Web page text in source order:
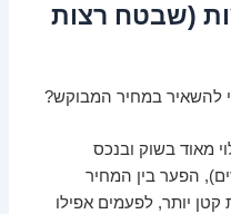
(שבטח רצות
להשאיר במחיר המבוקש?
מאוד בשוק ובנכס
הפער בין המחיר
יותר, לפעמים אפילו